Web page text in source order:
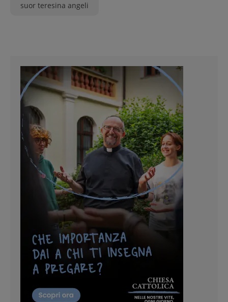
suor teresina angeli